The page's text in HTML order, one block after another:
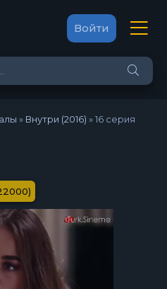
Войти
» Внутри (2016) »16 серия